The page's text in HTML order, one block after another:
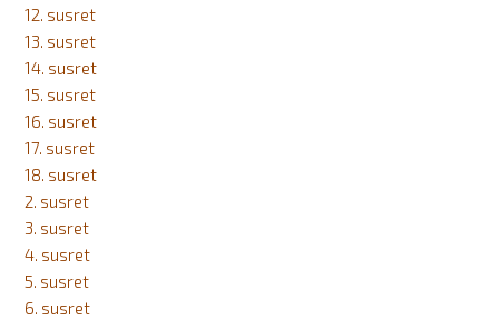
12. susret
13. susret
14. susret
15. susret
16. susret
17. susret
18. susret
2. susret
3. susret
4. susret
5. susret
6. susret